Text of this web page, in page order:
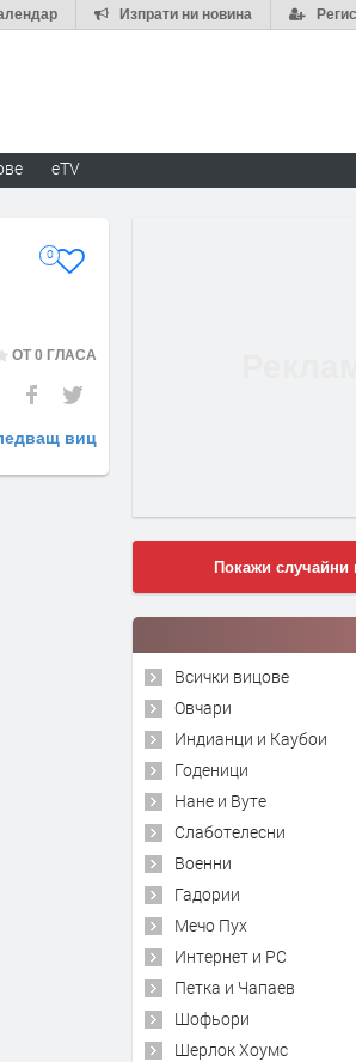
Изпрати ни новина
eTV
0
ОТ0 ГЛАСА
виц
Покажи случайни
Всички вицове
Овчари
Индианци и Каубои
Годеници
Нане и Вуте
Слаботелесни
Военни
Гадории
Мечо Пух
Интернет и PC
Петка и Чапаев
Шофьори
Шерлок Хоумс